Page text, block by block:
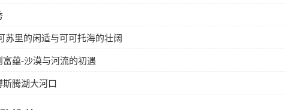
苏里的闲适与可可托海的壮阔
富蕴-沙漠与河流的初遇
斯腾湖大河口